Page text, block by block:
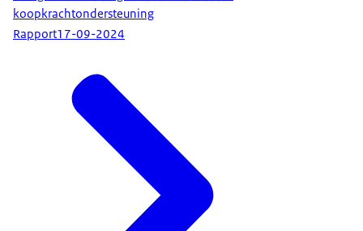
koopkrachtondersteuning
Rapport17-09-2024